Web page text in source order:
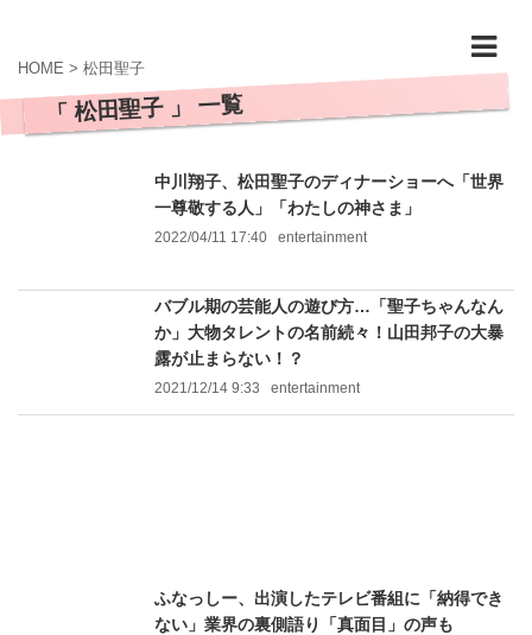
HOME > 松田聖子
「 松田聖子 」 一覧
中川翔子、松田聖子のディナーショーへ「世界
一尊敬する人」「わたしの神さま」
2022/04/11 17:40 entertainment
バブル期の芸能人の遊び方…「聖子ちゃんなん
か」大物タレントの名前続々！山田邦子の大暴
露が止まらない！？
2021/12/14 9:33 entertainment
ふなっしー、出演したテレビ番組に「納得でき
ない」業界の裏側語り「真面目」の声も